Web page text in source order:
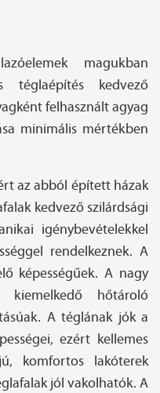
magukban
téglaépítés kedvező
felhasznált agyag
minimális mértékben
az abból épített házak
kedvező szilárdsági
igénybevételekkel
rendelkeznek. A
képességűek. A nagy
kiemelkedő hőtároló
A téglának jók a
ezért kellemes
komfortos lakóterek
jól vakolhatók. A